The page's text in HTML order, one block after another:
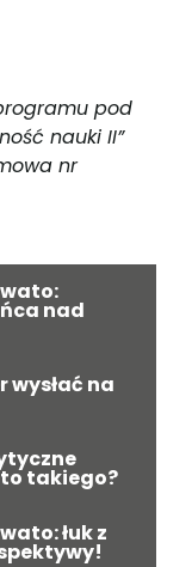
pod
nauki II”
nr
nad
na
takiego?
łuk z